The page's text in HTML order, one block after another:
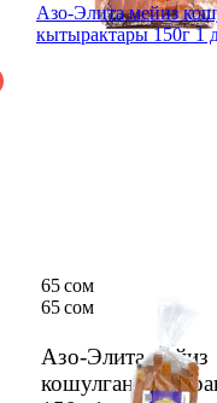
Азо-Элита мейиз
кытырактары 150г 1
Азо-Элита мейиз
кошулган
65 сом
65 сом